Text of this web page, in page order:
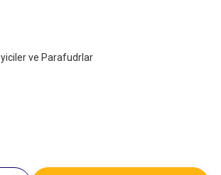
ve Parafudrlar